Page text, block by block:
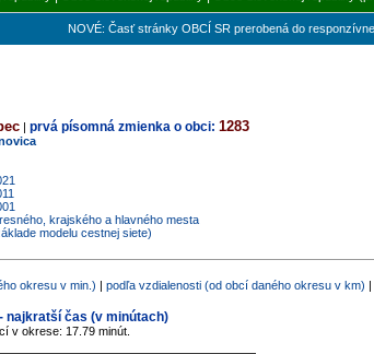
NOVÉ: Časť stránky OBCÍ SR prerobená do
| prvá písomná zmienka o obci: 1283
krajského a hlavného mesta
modelu cestnej siete)
okresu v min.) | podľa vzdialenosti (od obcí daného okresu v km) |
najkratší čas (v minútach)
v okrese: 17.79 minút.